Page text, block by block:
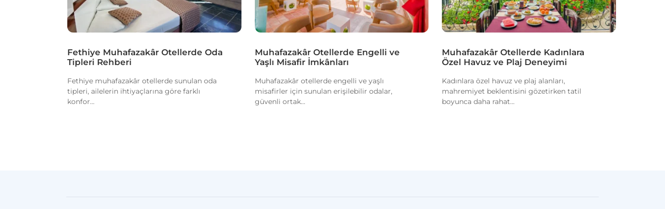
Fethiye Muhafazakâr Otellerde Oda
Tipleri Rehberi
Fethiye muhafazakâr otellerde sunulan oda
tipleri, ailelerin ihtiyaçlarına göre farklı
konfor...
Muhafazakâr Otellerde Engelli ve
Yaşlı Misafir İmkânları
Muhafazakâr otellerde engelli ve yaşlı
misafirler için sunulan erişilebilir odalar,
güvenli ortak...
Muhafazakâr Otellerde Kadınlara
Özel Havuz ve Plaj Deneyimi
Kadınlara özel havuz ve plaj alanları,
mahremiyet beklentisini gözetirken tatil
boyunca daha rahat...